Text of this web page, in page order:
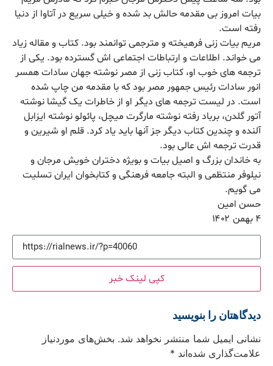
بیات امروز بی مقدمه حالش بد شده و خیلی سریع در آتاوا از دنیا
رفته است.
مریم بیات زنی فرهیخته و مترجمی توانمند بود.‌ کتاب و مقاله زیاد
می خواند. اطلاعات و ارتباطات اجتماعی اش گسترده بود. یکی از
ترجمه های خوب او، کتاب زنی از مصر نوشته جهان سادات همسر
انور سادات رئیس جمهور مصر بود که با مقدمه من چاپ شده
است. در لیست ترجمه های دیگر او از خاطرات یک گیشا نوشته
آتور گلدن، برباد رفته نوشته مارگرت میچل، پائولو نوشته ایزابل
آلنده و چندین کتاب دیگر جز آنها باید یاد کرد. قلم او شیرین و
قدرت ترجمه اش عالی بود.
به خاندان بزرگ و اصیل بیات و بویژه دختران خویش مرجان و
نیلوفر منتظمی و البته جامعه فرهنگی و کتابخوان ایران تسلیت
می گویم.
حسن امین
۴ بهمن ۱۴۰۲
کپی لینک خبر
دیدگاهتان را بنویسید
نشانی ایمیل شما منتشر نخواهد شد. بخش‌های موردنیاز
علامت‌گذاری شده‌اند *